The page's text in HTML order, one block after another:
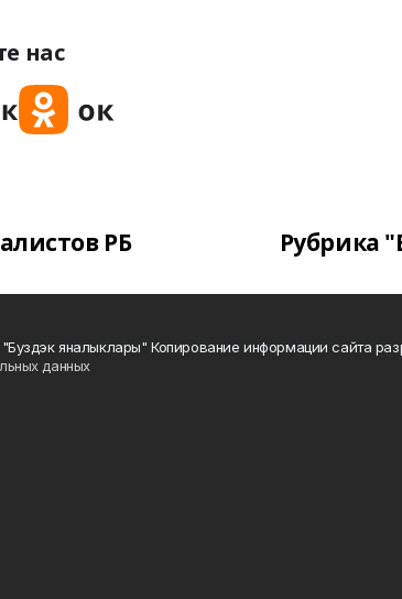
нас
РБ Рубрика
яналыклары" Копирование информации сайта
данных